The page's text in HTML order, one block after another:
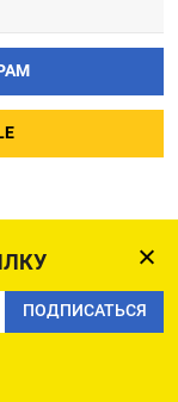
ПОДПИСАТЬСЯ